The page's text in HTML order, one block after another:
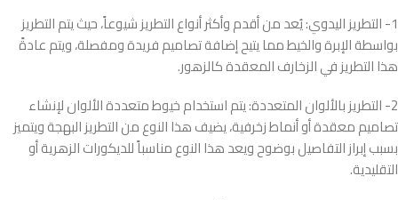
1- التطريز اليدوي: يُعد من أقدم وأكثر أنواع التطريز شيوعاً، حيث يتم التطريز
بواسطة الإبرة والخيط مما يتيح إضافة تصاميم فريدة ومفصلة، ويتم عادةً
هذا التطريز في الزخارف المعقدة كالزهور.
2- التطريز بالألوان المتعددة: يتم استخدام خيوط متعددة الألوان لإنشاء
تصاميم معقدة أو أنماط زخرفية، يضيف هذا النوع من التطريز البهجة ويتميز
بسبب إبراز التفاصيل بوضوح ويعد هذا النوع مناسباً للديكورات الزهرية أو
التقليدية.